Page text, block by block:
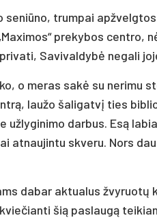
seniūno, trumpai
prekybos
Savivaldybė negali
o meras sakė su nerimu
laužo šaligatvį ties
darbus. Esą
atnaujintu skveru. Nors
dabar aktualus
šią paslaugą